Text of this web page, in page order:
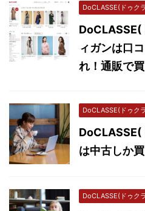
DoCLASSE(ドゥク
DoCLASSE(
ィガンは口
れ！通販で
DoCLASSE(ドゥク
DoCLASSE(
は中古しか
DoCLASSE(ドゥク